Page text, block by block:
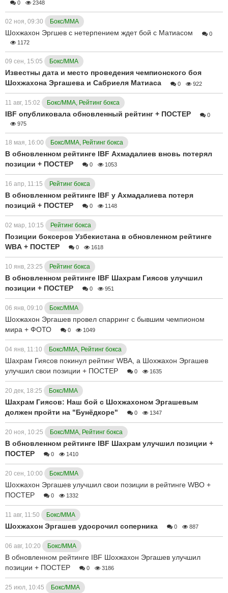
0 2348
02 ноя, 09:30 Бокс/ММА
Шохжахон Эргшев с нетерпением ждет бой с Матиасом
0
1172
09 сен, 15:05 Бокс/ММА
Известны дата и место проведения чемпионского боя
Шохжахона Эргашева и Сабриеля Матиаса
0 922
11 авг, 15:02 Бокс/ММА, Рейтинг бокса
IBF опубликовала обновленный рейтинг + ПОСТEР
0
975
18 мая, 16:00 Бокс/ММА, Рейтинг бокса
В обновленном рейтинге IBF Ахмадалиев вновь потерял
позиции + ПОСТEР
0 1053
16 апр, 11:15 Рейтинг бокса
В обновленном рейтинге IBF у Ахмадалиева потеря
позиций + ПОСТEР
0 1148
02 мар, 10:15 Рейтинг бокса
Позиции боксеров Узбекистана в обновленном рейтинге
WBА + ПОСТЕР
0 1618
10 янв, 23:25 Рейтинг бокса
В обновленном рейтинге IBF Шахрам Гиясов улучшил
позиции + ПОСТEР
0 951
06 янв, 09:10 Бокс/ММА
Шохжахон Эргашев провел спарринг с бывшим чемпионом
мира + ФОТО
0 1049
04 янв, 11:10 Бокс/ММА, Рейтинг бокса
Шахрам Гиясов покинул рейтинг WBА, а Шохжахон Эргашев
улучшил свои позиции + ПОСТЕР
0 1635
20 дек, 18:25 Бокс/ММА
Шахрам Гиясов: Наш бой с Шохжахоном Эргашевым
должен пройти на "Бунёдкоре"
0 1347
20 ноя, 10:25 Бокс/ММА, Рейтинг бокса
В обновленном рейтинге IBF Шахрам улучшил позиции +
ПОСТEР
0 1410
20 сен, 10:00 Бокс/ММА
Шохжахон Эргашев улучшил свои позиции в рейтинге WBО +
ПОСТЕР
0 1332
11 авг, 11:50 Бокс/ММА
Шохжахон Эргашев удосрочил соперника 0 887
06 авг, 10:20 Бокс/ММА
В обновленном рейтинге IBF Шохжахон Эргашев улучшил
позиции + ПОСТEР
0 3186
25 июл, 10:45 Бокс/ММА